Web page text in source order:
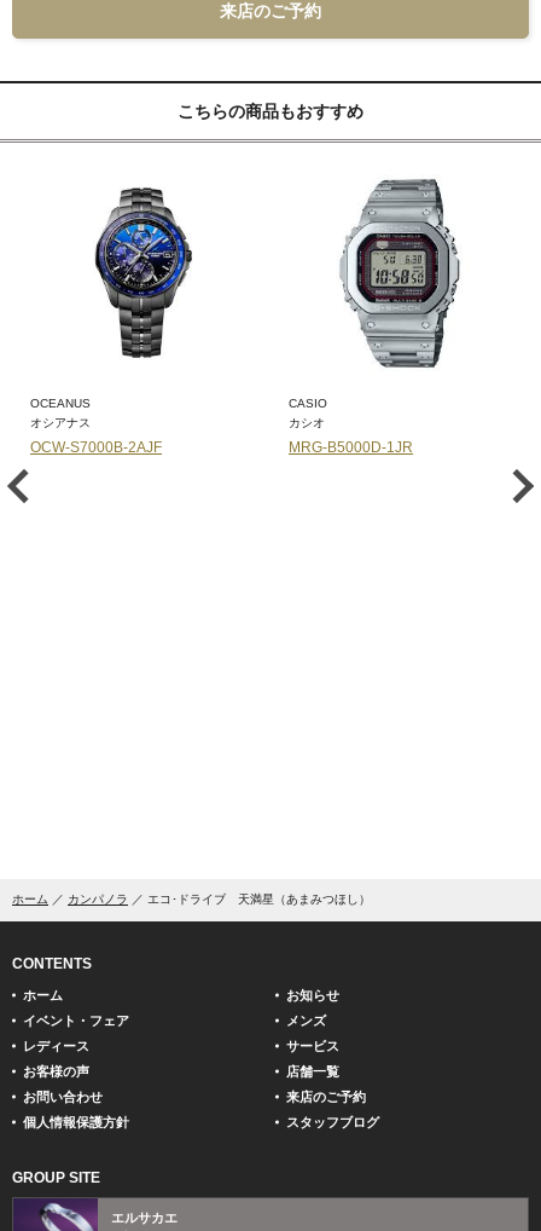
来店のご予約
こちらの商品もおすすめ
OCEANUS
オシアナス
OCW-S7000B-2AJF
CASIO
カシオ
MRG-B5000D-1JR
ホーム カンパノラ エコ･ドライブ 天満星（あまみつほし）
CONTENTS
ホーム
お知らせ
イベント・フェア
メンズ
レディース
サービス
お客様の声
店舗一覧
お問い合わせ
来店のご予約
個人情報保護方針
スタッフブログ
GROUP SITE
エルサカエ